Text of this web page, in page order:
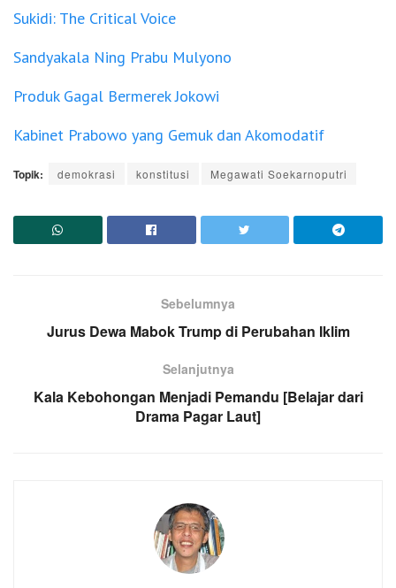
Sukidi: The Critical Voice
Sandyakala Ning Prabu Mulyono
Produk Gagal Bermerek Jokowi
Kabinet Prabowo yang Gemuk dan Akomodatif
Topik: demokrasi konstitusi Megawati Soekarnoputri
Sebelumnya
Jurus Dewa Mabok Trump di Perubahan Iklim
Selanjutnya
Kala Kebohongan Menjadi Pemandu [Belajar dari
Drama Pagar Laut]